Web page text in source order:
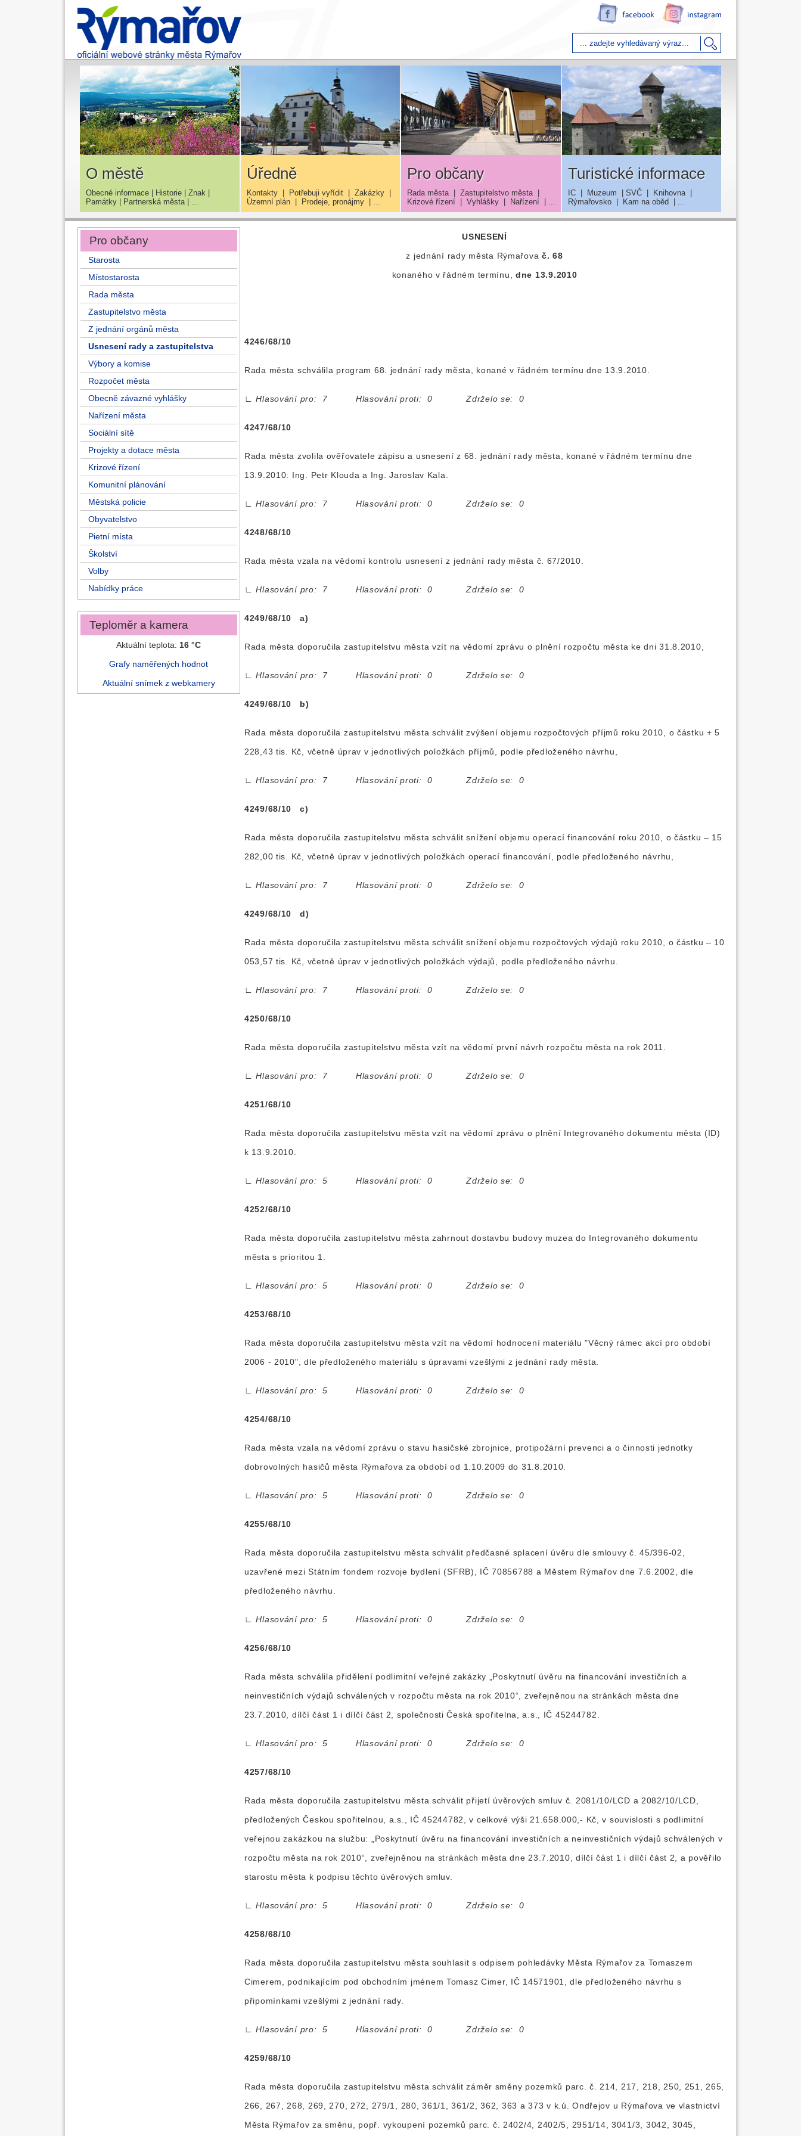
O městě
Obecné informace | Historie | Znak |
Památky | Partnerská města | ...
Úředně
Kontakty| Potřebuji vyřídit| Zakázky|
Územní plán| Prodeje, pronájmy| ...
Pro občany
Rada města | Zastupitelstvo města |
Krizové řízení | Vyhlášky | Nařízení | ...
Turistické informace
IC| Muzeum | SVČ| Knihovna|
Rýmařovsko| Kam na oběd| ...
Pro občany
Starosta
Místostarosta
Rada města
Zastupitelstvo města
Z jednání orgánů města
Usnesení rady a zastupitelstva
Výbory a komise
Rozpočet města
Obecně závazné vyhlášky
Nařízení města
Sociální sítě
Projekty a dotace města
Krizové řízení
Komunitní plánování
Městská policie
Obyvatelstvo
Pietní místa
Školství
Volby
Nabídky práce
Teploměr a kamera
Aktuální teplota: 16 °C
Grafy naměřených hodnot
Aktuální snímek z webkamery
USNESENÍ
z jednání rady města Rýmařova č. 68
konaného v řádném termínu,dne 13.9.2010
4246/68/10
Rada města schválila program 68. jednání rady města, konané v řádném termínu dne 13.9.2010.
∟ Hlasování pro: 7 Hlasování proti: 0 Zdrželo se: 0
4247/68/10
Rada města zvolila ověřovatele zápisu a usnesení z 68. jednání rady města, konané v řádném termínu dne
13.9.2010: Ing. Petr Klouda a Ing. Jaroslav Kala.
∟ Hlasování pro: 7 Hlasování proti: 0 Zdrželo se: 0
4248/68/10
Rada města vzala na vědomí kontrolu usnesení z jednání rady města č. 67/2010.
∟ Hlasování pro: 7 Hlasování proti: 0 Zdrželo se: 0
4249/68/10 a)
Rada města doporučila zastupitelstvu města vzít na vědomí zprávu o plnění rozpočtu města ke dni 31.8.2010,
∟ Hlasování pro: 7 Hlasování proti: 0 Zdrželo se: 0
4249/68/10 b)
Rada města doporučila zastupitelstvu města schválit zvýšení objemu rozpočtových příjmů roku 2010, o částku + 5
228,43 tis. Kč, včetně úprav v jednotlivých položkách příjmů, podle předloženého návrhu,
∟ Hlasování pro: 7 Hlasování proti: 0 Zdrželo se: 0
4249/68/10 c)
Rada města doporučila zastupitelstvu města schválit snížení objemu operací financování roku 2010, o částku – 15
282,00 tis. Kč, včetně úprav v jednotlivých položkách operací financování, podle předloženého návrhu,
∟ Hlasování pro: 7 Hlasování proti: 0 Zdrželo se: 0
4249/68/10 d)
Rada města doporučila zastupitelstvu města schválit snížení objemu rozpočtových výdajů roku 2010, o částku – 10
053,57 tis. Kč, včetně úprav v jednotlivých položkách výdajů, podle předloženého návrhu.
∟ Hlasování pro: 7 Hlasování proti: 0 Zdrželo se: 0
4250/68/10
Rada města doporučila zastupitelstvu města vzít na vědomí první návrh rozpočtu města na rok 2011.
∟ Hlasování pro: 7 Hlasování proti: 0 Zdrželo se: 0
4251/68/10
Rada města doporučila zastupitelstvu města vzít na vědomí zprávu o plnění Integrovaného dokumentu města (ID)
k 13.9.2010.
∟ Hlasování pro: 5 Hlasování proti: 0 Zdrželo se: 0
4252/68/10
Rada města doporučila zastupitelstvu města zahrnout dostavbu budovy muzea do Integrovaného dokumentu
města s prioritou 1.
∟ Hlasování pro: 5 Hlasování proti: 0 Zdrželo se: 0
4253/68/10
Rada města doporučila zastupitelstvu města vzít na vědomí hodnocení materiálu "Věcný rámec akcí pro období
2006 - 2010", dle předloženého materiálu s úpravami vzešlými z jednání rady města.
∟ Hlasování pro: 5 Hlasování proti: 0 Zdrželo se: 0
4254/68/10
Rada města vzala na vědomí zprávu o stavu hasičské zbrojnice, protipožární prevenci a o činnosti jednotky
dobrovolných hasičů města Rýmařova za období od 1.10.2009 do 31.8.2010.
∟ Hlasování pro: 5 Hlasování proti: 0 Zdrželo se: 0
4255/68/10
Rada města doporučila zastupitelstvu města schválit předčasné splacení úvěru dle smlouvy č. 45/396-02,
uzavřené mezi Státním fondem rozvoje bydlení (SFRB), IČ 70856788 a Městem Rýmařov dne 7.6.2002, dle
předloženého návrhu.
∟ Hlasování pro: 5 Hlasování proti: 0 Zdrželo se: 0
4256/68/10
Rada města schválila přidělení podlimitní veřejné zakázky „Poskytnutí úvěru na financování investičních a
neinvestičních výdajů schválených v rozpočtu města na rok 2010“, zveřejněnou na stránkách města dne
23.7.2010, dílčí část 1 i dílčí část 2, společnosti Česká spořitelna, a.s., IČ 45244782.
∟ Hlasování pro: 5 Hlasování proti: 0 Zdrželo se: 0
4257/68/10
Rada města doporučila zastupitelstvu města schválit přijetí úvěrových smluv č. 2081/10/LCD a 2082/10/LCD,
předložených Českou spořitelnou, a.s., IČ 45244782, v celkové výši 21.658.000,- Kč, v souvislosti s podlimitní
veřejnou zakázkou na službu: „Poskytnutí úvěru na financování investičních a neinvestičních výdajů schválených v
rozpočtu města na rok 2010“, zveřejněnou na stránkách města dne 23.7.2010, dílčí část 1 i dílčí část 2, a pověřilo
starostu města k podpisu těchto úvěrových smluv.
∟ Hlasování pro: 5 Hlasování proti: 0 Zdrželo se: 0
4258/68/10
Rada města doporučila zastupitelstvu města souhlasit s odpisem pohledávky Města Rýmařov za Tomaszem
Cimerem, podnikajícím pod obchodním jménem Tomasz Cimer, IČ 14571901, dle předloženého návrhu s
připomínkami vzešlými z jednání rady.
∟ Hlasování pro: 5 Hlasování proti: 0 Zdrželo se: 0
4259/68/10
Rada města doporučila zastupitelstvu města schválit záměr směny pozemků parc. č. 214, 217, 218, 250, 251, 265,
266, 267, 268, 269, 270, 272, 279/1, 280, 361/1, 361/2, 362, 363 a 373 v k.ú. Ondřejov u Rýmařova ve vlastnictví
Města Rýmařov za směnu, popř. vykoupení pozemků parc. č. 2402/4, 2402/5, 2951/14, 3041/3, 3042, 3045,